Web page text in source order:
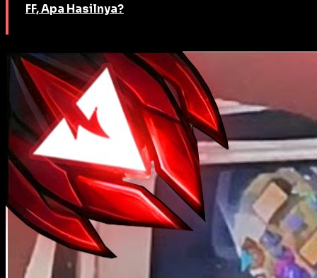
FF, Apa Hasilnya?